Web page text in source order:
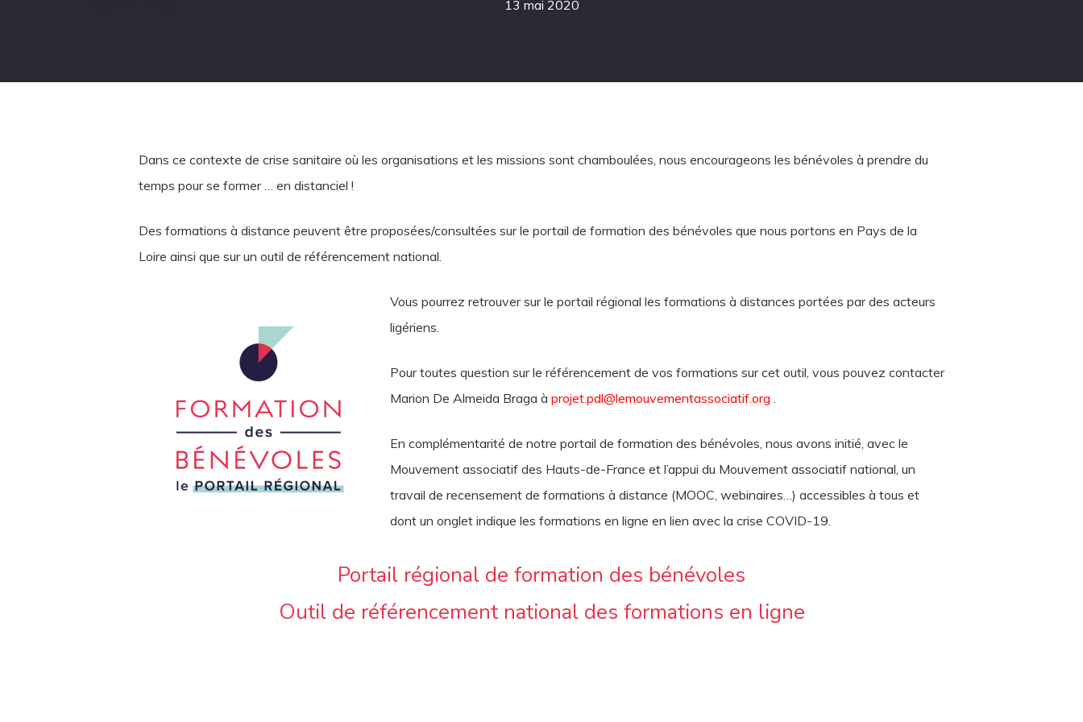
13 mai 2020
Dans ce contexte de crise sanitaire où les organisations et les missions sont chamboulées, nous encourageons les bénévoles à prendre du
temps pour se former … en distanciel !
Des formations à distance peuvent être proposées/consultées sur le portail de formation des bénévoles que nous portons en Pays de la
Loire ainsi que sur un outil de référencement national.
Vous pourrez retrouver sur le portail régional les formations à distances portées par des acteurs
ligériens.
Pour toutes question sur le référencement de vos formations sur cet outil, vous pouvez contacter
Marion De Almeida Braga à projet.pdl@lemouvementassociatif.org .
En complémentarité de notre portail de formation des bénévoles, nous avons initié, avec le
Mouvement associatif des Hauts-de-France et l’appui du Mouvement associatif national, un
travail de recensement de formations à distance (MOOC, webinaires…) accessibles à tous et
dont un onglet indique les formations en ligne en lien avec la crise COVID-19.
Portail régional de formation des bénévoles
Outil de référencement national des formations en ligne